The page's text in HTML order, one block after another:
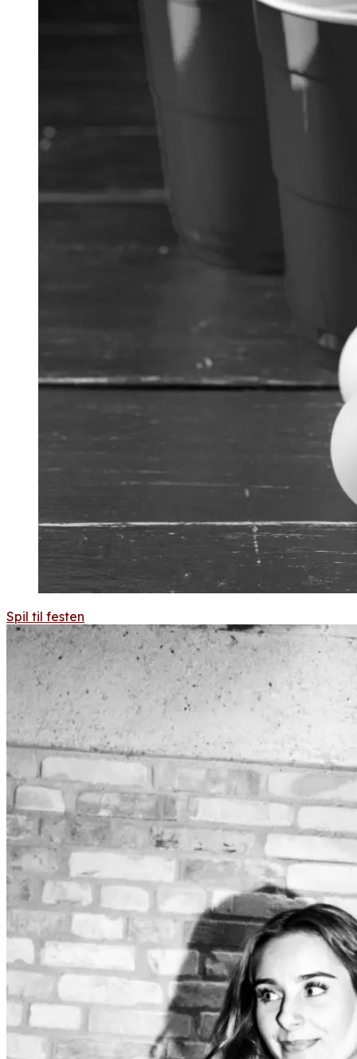
Spil til festen